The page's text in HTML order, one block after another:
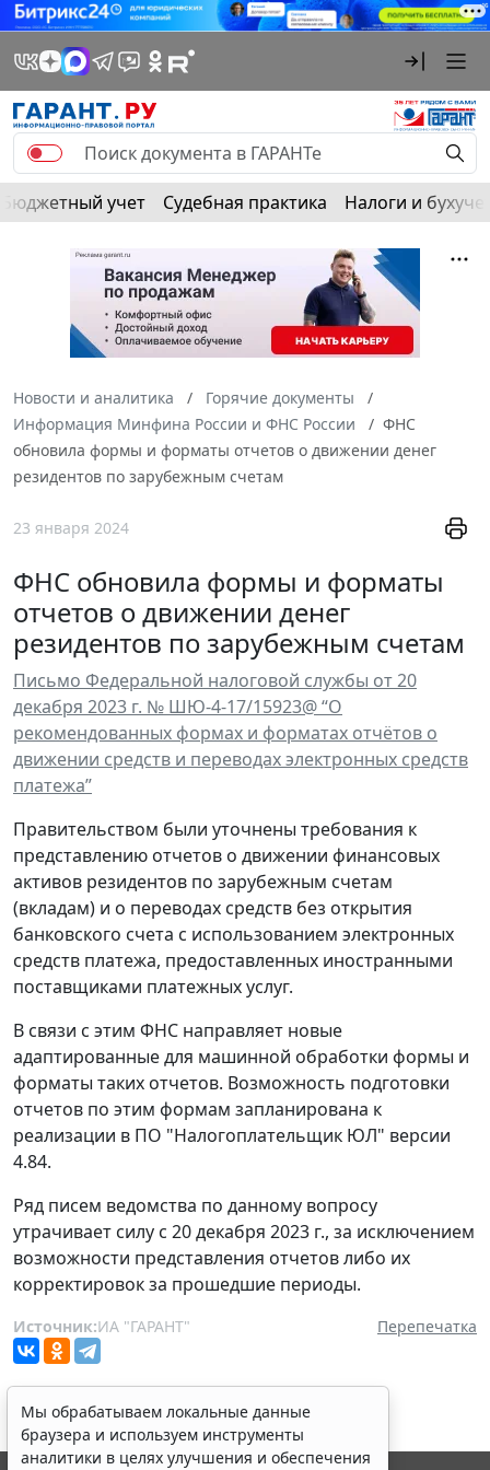
Бюджетный учет Судебная практика Налоги и
Новости и аналитика
Горячие документы
Информация Минфина России и ФНС России
ФНС
обновила формы и форматы отчетов о движении денег
резидентов по зарубежным счетам
23 января 2024
ФНС обновила формы и форматы
отчетов о движении денег
резидентов по зарубежным счетам
Письмо Федеральной налоговой службы от 20
декабря 2023 г. № ШЮ-4-17/15923@ “О
рекомендованных формах и форматах отчётов о
движении средств и переводах электронных средств
платежа”
Правительством были уточнены требования к
представлению отчетов о движении финансовых
активов резидентов по зарубежным счетам
(вкладам) и о переводах средств без открытия
банковского счета с использованием электронных
средств платежа, предоставленных иностранными
поставщиками платежных услуг.
В связи с этим ФНС направляет новые
адаптированные для машинной обработки формы и
форматы таких отчетов. Возможность подготовки
отчетов по этим формам запланирована к
реализации в ПО "Налогоплательщик ЮЛ" версии
4.84.
Ряд писем ведомства по данному вопросу
утрачивает силу с 20 декабря 2023 г., за исключением
возможности представления отчетов либо их
корректировок за прошедшие периоды.
Источник:ИА "ГАРАНТ" Перепечатка
Мы обрабатываем локальные данные
браузера и используем инструменты
аналитики в целях улучшения и обеспечения